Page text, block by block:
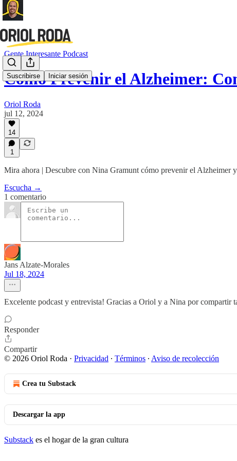
Suscribirse Iniciar sesión
Gente Interesante Podcast
Cómo Prevenir el Alzheimer:
Oriol Roda
jul 12, 2024
14
1
Mira ahora | Descubre con Nina Gramunt cómo prevenir el Alzheimer
Escucha →
1 comentario
Jans Alzate-Morales
Jul 18, 2024
Excelente podcast y entrevista! Gracias a Oriol y a Nina por compartir
Responder
Compartir
© 2026 Oriol Roda · Privacidad ∙ Términos ∙ Aviso de recolección
Crea tu Substack
Descargar la app
Substack es el hogar de la gran cultura